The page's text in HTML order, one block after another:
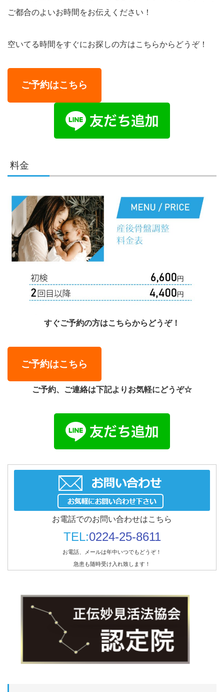
ご都合のよいお時間をお伝えください！
空いてる時間をすぐにお探しの方はこちらからどうぞ！
ご予約はこちら
料金
すぐご予約の方はこちらからどうぞ！
ご予約はこちら
ご予約、ご連絡は下記よりお気軽にどうぞ☆
お電話でのお問い合わせはこちら
TEL:0224-25-8611
お電話、メールは年中いつでもどうぞ！
急患も随時受け入れ致します！